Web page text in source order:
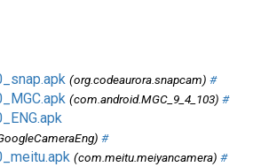
(org.codeaurora.snapcam) #
(com.android.MGC_9_4_103) #
#
(com.meitu.meiyancamera) #